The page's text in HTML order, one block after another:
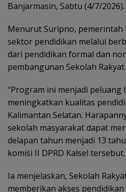
Banjarmasin, Sabtu (4/7/2026).
‎Menurut Suripno,
sektor pendidikan melalui
dari pendidikan formal dan
pembangunan Sekolah
“Program ini menjadi peluang
meningkatkan kualitas
Kalimantan Selatan.
sekolah masyarakat dapat
delapan tahun menjadi 13
komisi II DPRD Kalsel tersebut.
‎Ia menjelaskan, Sekolah
memberikan akses